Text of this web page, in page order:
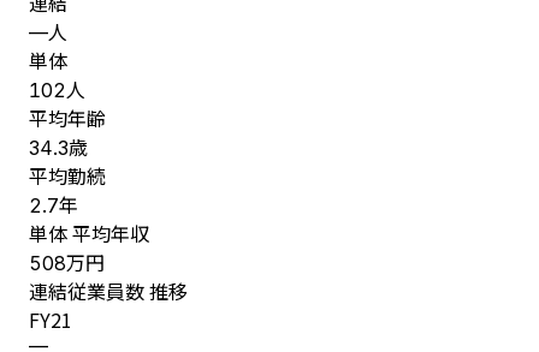
—人
単体
102 人
平均年齢
34.3歳
平均勤続
2.7年
単体 平均年収
508万円
連結従業員数 推移
FY21
—